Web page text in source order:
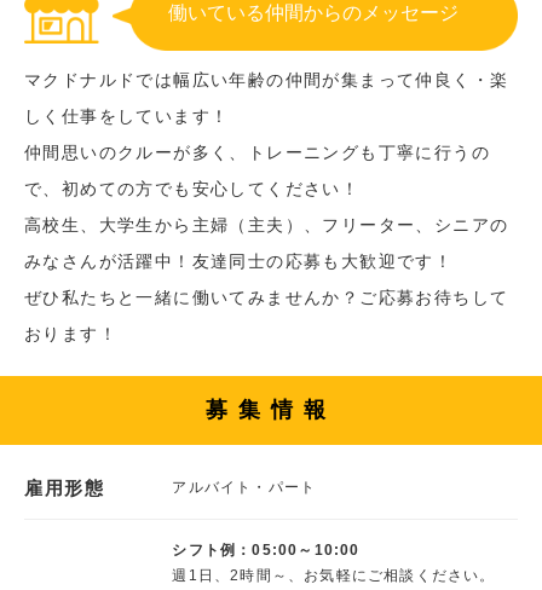
働いている仲間からのメッセージ
マクドナルドでは幅広い年齢の仲間が集まって仲良く・楽
しく仕事をしています！
仲間思いのクルーが多く、トレーニングも丁寧に行うの
で、初めての方でも安心してください！
高校生、大学生から主婦（主夫）、フリーター、シニアの
みなさんが活躍中！友達同士の応募も大歓迎です！
ぜひ私たちと一緒に働いてみませんか？ご応募お待ちして
おります！
募集情報
雇用形態 アルバイト・パート
シフト例：05:00～10:00
週1日、2時間～、お気軽にご相談ください。